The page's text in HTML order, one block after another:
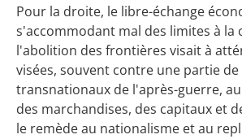
Pour la droite, le libre-échange
s'accommodant mal des limites à la
l'abolition des frontières visait à
visées, souvent contre une partie
transnationaux de l'après-guerre,
des marchandises, des capitaux et
le remède au nationalisme et au